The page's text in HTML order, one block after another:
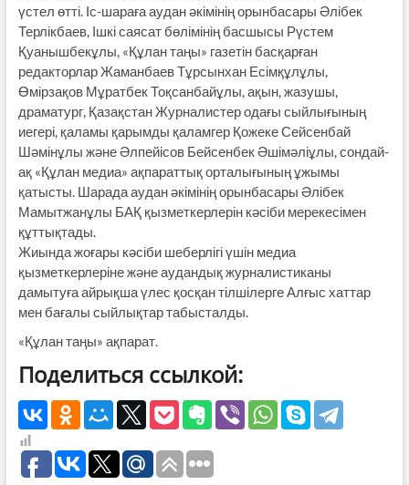
үстел өтті. Іс-шараға аудан әкімінің орынбасары Әлібек
Терлікбаев, Ішкі саясат бөлімінің басшысы Рүстем
Қуанышбекұлы, «Құлан таңы» газетін басқарған
редакторлар Жаманбаев Тұрсынхан Есімқұлұлы,
Өмірзақов Мұратбек Тоқсанбайұлы, ақын, жазушы,
драматург, Қазақстан Журналистер одағы сыйлығының
иегері, қаламы қарымды қаламгер Қожеке Сейсенбай
Шәмінұлы және Әлпейісов Бейсенбек Әшімәліұлы, сондай-
ақ «Құлан медиа» ақпараттық орталығының ұжымы
қатысты. Шарада аудан әкімінің орынбасары Әлібек
Мамытжанұлы БАҚ қызметкерлерін кәсіби мерекесімен
құттықтады.
Жиында жоғары кәсіби шеберлігі үшін медиа
қызметкерлеріне және аудандық журналистиканы
дамытуға айрықша үлес қосқан тілшілерге Алғыс хаттар
мен бағалы сыйлықтар табысталды.
«Құлан таңы» ақпарат.
Поделиться ссылкой: